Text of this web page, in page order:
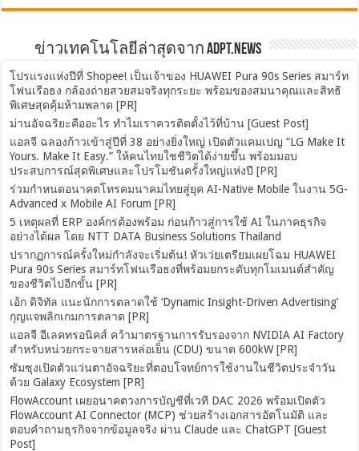
ข่าวเทคโนโลยีล่าสุดจาก ADPT.news
โปรแรงแห่งปีที่ Shopee! เป็นเจ้าของ HUAWEI Pura 90s Series สมาร์ท
โฟนเรือธง กล้องถ่ายสวยสมจริงทุกระยะ พร้อมของสมนาคุณและสิทธิ
พิเศษสุดคุ้มห้ามพลาด [PR]
ม่านอัจฉริยะคืออะไร ทำไมเราควรติดตั้งไว้ที่บ้าน [Guest Post]
แอลจี ฉลองก้าวเข้าสู่ปีที่ 38 อย่างยิ่งใหญ่ เปิดตัวแคมเปญ “LG Make It
Yours. Make It Easy.” ให้คนไทยใชชีวิตได้ง่ายขึ้น พร้อมมอบ
ประสบการณ์สุดพิเศษและโปรโมชันครั้งใหญ่แห่งปี [PR]
ร่วมกำหนดอนาคตโทรคมนาคมไทยสู่ยุค AI-Native Mobile ในงาน 5G-
Advanced x Mobile AI Forum [PR]
5 เหตุผลที่ ERP องค์กรต้องพร้อม ก่อนก้าวสู่การใช้ AI ในภาคธุรกิจ
อย่างได้ผล โดย NTT DATA Business Solutions Thailand
ปรากฏการณ์ครั้งใหม่กำลังจะเริ่มต้น! หัวเว่ยเตรียมเผยโฉม HUAWEI
Pura 90s Series สมาร์ทโฟนเรือธงที่พร้อมยกระดับทุกโมเมนต์สำคัญ
ของชีวิตไปอีกขั้น [PR]
เอ้ก ดิจิทัล แนะนักการตลาดใช้ ‘Dynamic Insight-Driven Advertising’
กุญแจพลิกเกมการตลาด [PR]
แอลจี อีเลคทรอนิคส์ คว้ามาตรฐานการรับรองจาก NVIDIA AI Factory
สำหรับหน่วยกระจายสารหล่อเย็น (CDU) ขนาด 600kW [PR]
ซัมซุงเปิดตัวแว่นตาอัจฉริยะที่ตอบโจทย์การใช้งานในชีวิตประจำวัน
ด้วย Galaxy Ecosystem [PR]
FlowAccount เผยอนาคตวงการบัญชีที่เวที DAC 2026 พร้อมเปิดตัว
FlowAccount AI Connector (MCP) ช่วยสร้างเอกสารอัตโนมัติ และ
ตอบคำถามธุรกิจจากข้อมูลจริง ผ่าน Claude และ ChatGPT [Guest
Post]